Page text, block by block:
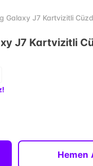
Galaxy J7 Kartvizitli
J7 Kartvizitli
Hemen